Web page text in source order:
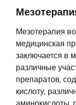
Мезотерапия
медицинская
заключается в
различные
препаратов,
кислоту,